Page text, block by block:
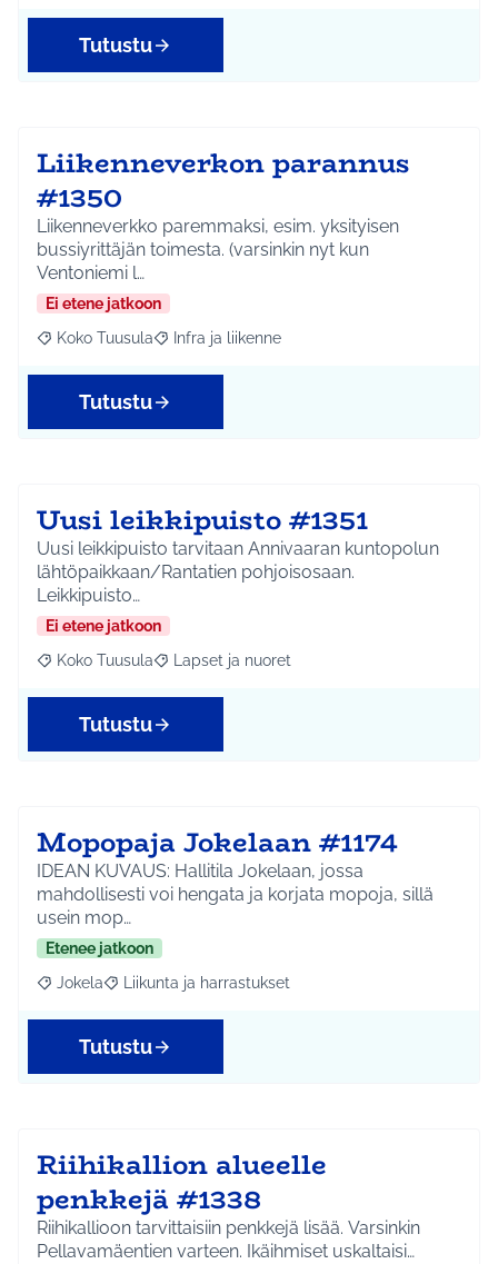
Tutustu
Liikenneverkon parannus
#1350
Liikenneverkko paremmaksi, esim. yksityisen
bussiyrittäjän toimesta. (varsinkin nyt kun
Ventoniemi l…
Ei etene jatkoon
Rajaa tulokset aihepiirin mukaan: Koko Tuusula
Koko Tuusula Rajaa tulokset teeman mukaan: Infra ja liikenne
Infra ja liikenne
Tutustu
Uusi leikkipuisto #1351
Uusi leikkipuisto tarvitaan Annivaaran kuntopolun
lähtöpaikkaan/Rantatien pohjoisosaan.
Leikkipuisto…
Ei etene jatkoon
Rajaa tulokset aihepiirin mukaan: Koko Tuusula
Koko Tuusula Rajaa tulokset teeman mukaan: Lapset ja
Lapset ja nuoret
Tutustu
Mopopaja Jokelaan #1174
IDEAN KUVAUS: Hallitila Jokelaan, jossa
mahdollisesti voi hengata ja korjata mopoja, sillä
usein mop…
Etenee jatkoon
Rajaa tulokset aihepiirin mukaan: Jokela
Jokela Rajaa tulokset teeman mukaan: Liikunta ja
Liikunta ja harrastukset
Tutustu
Riihikallion alueelle
penkkejä #1338
Riihikallioon tarvittaisiin penkkejä lisää. Varsinkin
Pellavamäentien varteen. Ikäihmiset uskaltaisi…